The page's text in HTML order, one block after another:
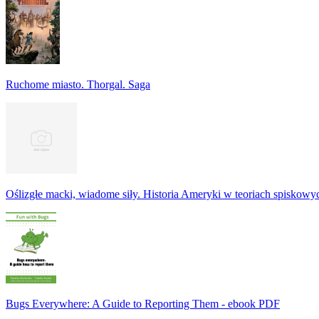
Ruchome miasto. Thorgal. Saga
Oślizgłe macki, wiadome siły. Historia Ameryki w teoriach
Bugs Everywhere: A Guide to Reporting Them - ebook PDF